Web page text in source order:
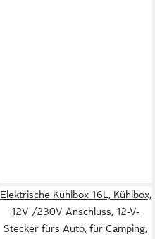
Elektrische Kühlbox 16L, Kühlbox,
12V /230V Anschluss, 12-V-
Stecker fürs Auto, für Camping,